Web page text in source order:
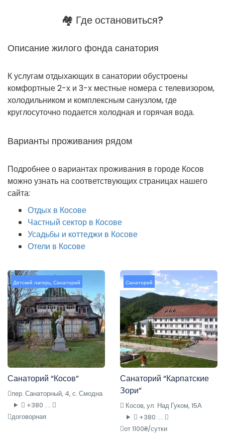
🏘 Где остановиться?
Описание жилого фонда санатория
К услугам отдыхающих в санатории обустроены
комфортные 2-х и 3-х местные номера с телевизором,
холодильником и комплексным санузлом, где
круглосуточно подается холодная и горячая вода.
Варианты проживания рядом
Подробнее о вариантах проживания в городе Косов
можно узнать на соответствующих страницах нашего
сайта:
Отдых в Косове
Частный сектор в Косове
Усадьбы и коттеджи в Косове
Отели в Косове
Детский лагерь, Санаторий
Санаторий “Косов”
пер. Санаторный, 4, с. Смодна
+380 ....
договорная
Санаторий
Санаторий “Карпатские
Зори”
Косов, ул. Над Гуком, 15А
+380 ....
от 1100₴/сутки